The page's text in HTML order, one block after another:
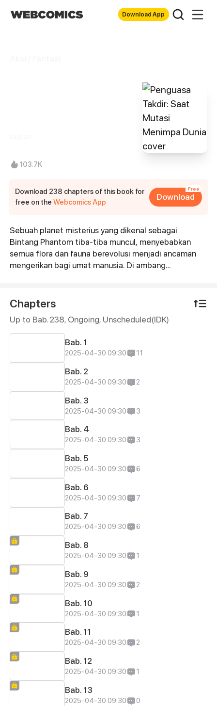
Download App
103.7K
Download 238 chapters of this book for
free on theWebcomics App
Free
Download
Synopsis
Sebuah planet misterius yang dikenal sebagai
Bintang Phantom tiba-tiba muncul, menyebabkan
semua flora dan fauna berevolusi menjadi ancaman
mengerikan bagi umat manusia. Di ambang
mendapatkan kekuatan untuk melawan makhluk-
makhluk menakutkan ini. Inilah awal dari pencarian
berani umat manusia untuk menjelajahi Bintang
Phantom dan memastikan kelangsungan hidup
Chapters
Up to Bab. 238, Ongoing, Unscheduled(IDK)
Bab. 1
2025-04-30 09:30 11
Bab. 2
2025-04-30 09:30 2
Bab. 3
2025-04-30 09:30 3
Bab. 4
2025-04-30 09:30 3
Bab. 5
2025-04-30 09:30 6
Bab. 6
2025-04-30 09:30 7
Bab. 7
2025-04-30 09:30 6
Bab. 8
2025-04-30 09:30 1
Bab. 9
2025-04-30 09:30 2
Bab. 10
2025-04-30 09:30 1
Bab. 11
2025-04-30 09:30 2
Bab. 12
2025-04-30 09:30 1
Bab. 13
2025-04-30 09:30 0